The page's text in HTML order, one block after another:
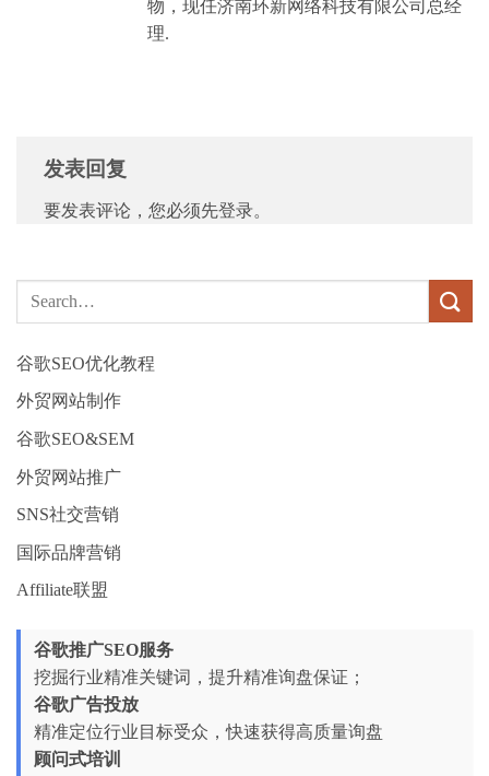
物，现任济南环新网络科技有限公司总经
理.
发表回复
要发表评论，您必须先登录。
谷歌SEO优化教程
外贸网站制作
谷歌SEO&SEM
外贸网站推广
SNS社交营销
国际品牌营销
Affiliate联盟
谷歌推广SEO服务
挖掘行业精准关键词，提升精准询盘保证；
谷歌广告投放
精准定位行业目标受众，快速获得高质量询盘
顾问式培训